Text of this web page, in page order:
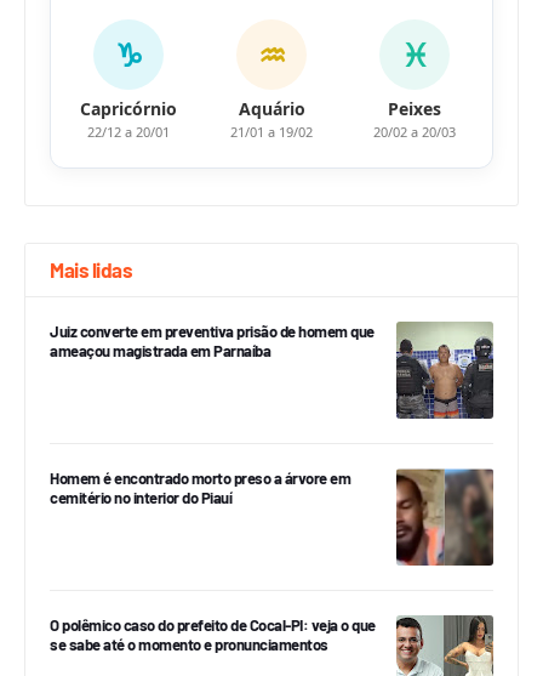
♑
Capricórnio
22/12 a 20/01
♒
Aquário
21/01 a 19/02
♓
Peixes
20/02 a 20/03
Mais lidas
Juiz converte em preventiva prisão de homem que
ameaçou magistrada em Parnaíba
Homem é encontrado morto preso a árvore em
cemitério no interior do Piauí
O polêmico caso do prefeito de Cocal-PI: veja o que
se sabe até o momento e pronunciamentos